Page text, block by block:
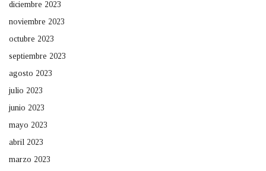
diciembre 2023
noviembre 2023
octubre 2023
septiembre 2023
agosto 2023
julio 2023
junio 2023
mayo 2023
abril 2023
marzo 2023